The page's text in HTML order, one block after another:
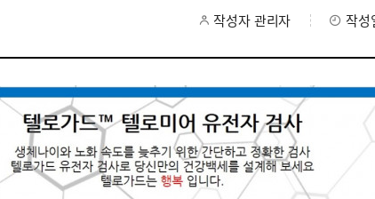
작성자관리자 작성